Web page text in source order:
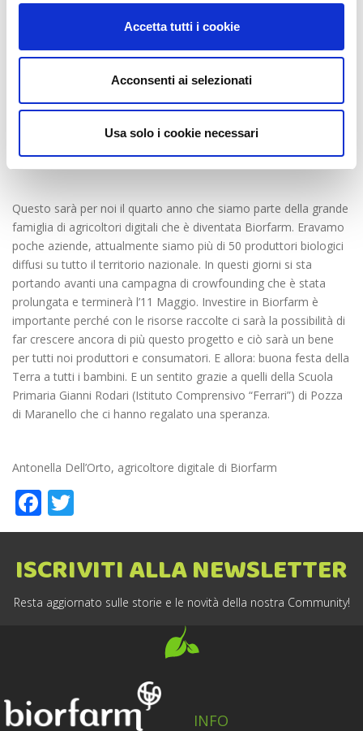
Accetta tutti i cookie
Acconsenti ai selezionati
Usa solo i cookie necessari
produca buoni frutti.Questo senso di responsabilità ci guida nelle
nostre azioni e nella nostra scelta di condurre un’agricoltura
sana, biologica che rispetti il pianeta che ci ospita e la nostra
La realtà di Biorfarm.
Questo sarà per noi il quarto anno che siamo parte della grande
famiglia di agricoltori digitali che è diventata Biorfarm. Eravamo
poche aziende, attualmente siamo più di 50 produttori biologici
diffusi su tutto il territorio nazionale. In questi giorni si sta
portando avanti una campagna di crowfounding che è stata
prolungata e terminerà l’11 Maggio. Investire in Biorfarm è
importante perché con le risorse raccolte ci sarà la possibilità di
far crescere ancora di più questo progetto e ciò sarà un bene
per tutti noi produttori e consumatori. E allora: buona festa della
Terra a tutti i bambini. E un sentito grazie a quelli della Scuola
Primaria Gianni Rodari (Istituto Comprensivo “Ferrari”) di Pozza
di Maranello che ci hanno regalato una speranza.
Antonella Dell’Orto, agricoltore digitale di Biorfarm
Facebook
ISCRIVITI ALLA NEWSLETTER
Resta aggiornato sulle storie e le novità della nostra Community!
INFO